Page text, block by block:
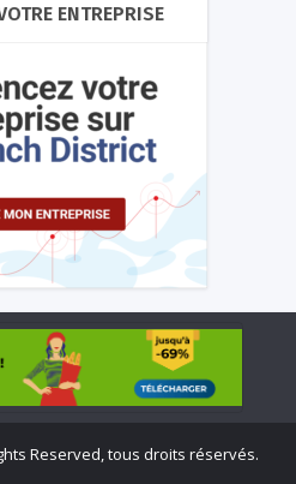
ENTREPRISE
Reserved, tous droits réservés.